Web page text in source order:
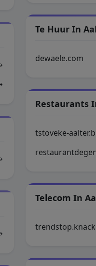
Te Huur In
dewaele.com
Restaurants
tstoveke-
Telecom In